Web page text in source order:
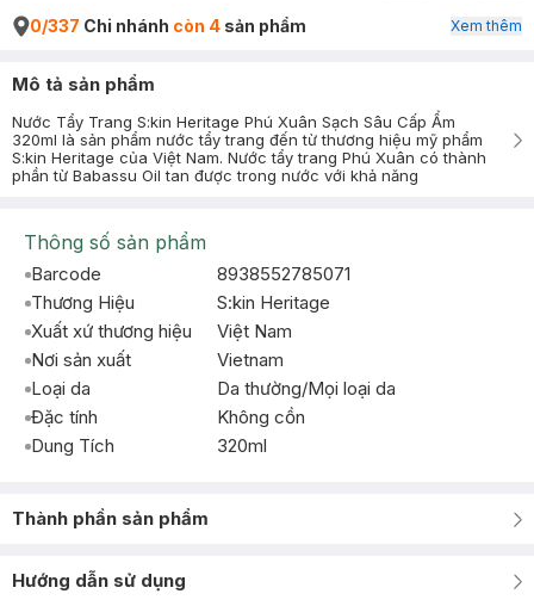
0/337 Chi nhánh còn 4 sản phẩm Xem thêm
Mô tả sản phẩm
Nước Tẩy Trang S:kin Heritage Phú Xuân Sạch Sâu Cấp Ẩm
320ml là sản phẩm nước tẩy trang đến từ thương hiệu mỹ phẩm
S:kin Heritage của Việt Nam. Nước tẩy trang Phú Xuân có thành
phần từ Babassu Oil tan được trong nước với khả năng
Thông số sản phẩm
Barcode
8938552785071
Thương Hiệu
S:kin Heritage
Xuất xứ thương hiệu
Việt Nam
Nơi sản xuất
Vietnam
Loại da
Da thường/Mọi loại da
Đặc tính
Không cồn
Dung Tích
320ml
Thành phần sản phẩm
Hướng dẫn sử dụng